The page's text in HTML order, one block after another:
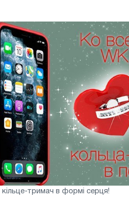
тримач в формі серця!